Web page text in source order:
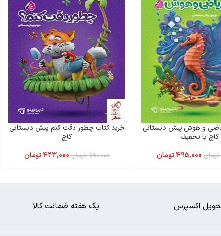
و هوش پیش دبستانی
گاج با تخفیف
تومان 495,000تومان
خرید کتاب چطور دقت کنم پیش دبستانی
گاج
580,000 تومان 423,000تومان
اکسپرس یک هفته ضمانت کالا